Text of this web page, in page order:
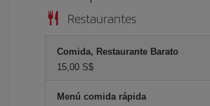
Restaurantes
Comida, Restaurante Barato
15,00 S$
Menú comida rápida